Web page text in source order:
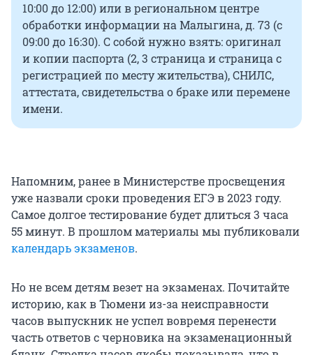
10:00 до 12:00) или в региональном центре
обработки информации на Малыгина, д. 73 (с
09:00 до 16:30). С собой нужно взять: оригинал
и копии паспорта (2, 3 страница и страница с
регистрацией по месту жительства), СНИЛС,
аттестата, свидетельства о браке или перемене
имени.
Напомним, ранее в Министерстве просвещения
уже назвали сроки проведения ЕГЭ в 2023 году.
Самое долгое тестирование будет длиться 3 часа
55 минут. В прошлом материалы мы публиковали
календарь экзаменов.
Но не всем детям везет на экзаменах. Почитайте
историю, как в Тюмени из-за неисправности
часов выпускник не успел вовремя перенести
часть ответов с черновика на экзаменационный